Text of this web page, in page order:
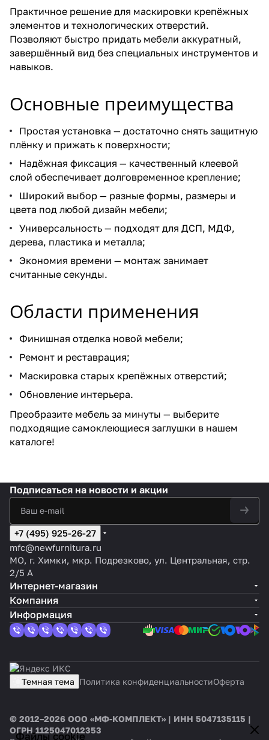
Практичное решение для маскировки крепёжных
элементов и технологических отверстий.
Позволяют быстро придать мебели аккуратный,
завершённый вид без специальных инструментов и
навыков.
Основные преимущества
Простая установка — достаточно снять защитную
плёнку и прижать к поверхности;
Надёжная фиксация — качественный клеевой
слой обеспечивает долговременное крепление;
Широкий выбор — разные формы, размеры и
цвета под любой дизайн мебели;
Универсальность — подходят для ДСП, МДФ,
дерева, пластика и металла;
Экономия времени — монтаж занимает
считанные секунды.
Области применения
Финишная отделка новой мебели;
Ремонт и реставрация;
Маскировка старых крепёжных отверстий;
Обновление интерьера.
Преобразите мебель за минуты — выберите
подходящие самоклеющиеся заглушки в нашем
каталоге!
Файлы cookie
Подписаться на новости и акции
+7 (495) 925-26-27
mfc@newfurnitura.ru
МО, г. Химки, мкр. Подрезково, ул. Центральная, стр.
2/5 А
Интернет-магазин
Компания
Информация
Темная тема Политика конфиденциальностиОферта
© 2012–2026 ООО «МФ-КОМПЛЕКТ» | ИНН 5047135115 |
ОГРН 1125047012353